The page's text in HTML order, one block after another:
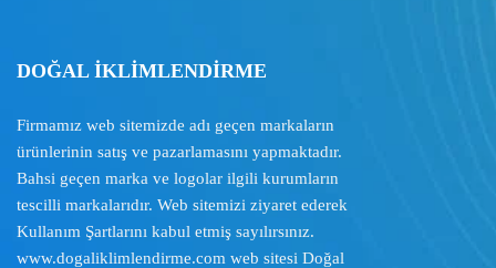
DOĞAL İKLİMLENDİRME
Firmamız web sitemizde adı geçen markaların
ürünlerinin satış ve pazarlamasını yapmaktadır.
Bahsi geçen marka ve logolar ilgili kurumların
tescilli markalarıdır. Web sitemizi ziyaret ederek
Kullanım Şartlarını kabul etmiş sayılırsınız.
www.dogaliklimlendirme.com web sitesi Doğal